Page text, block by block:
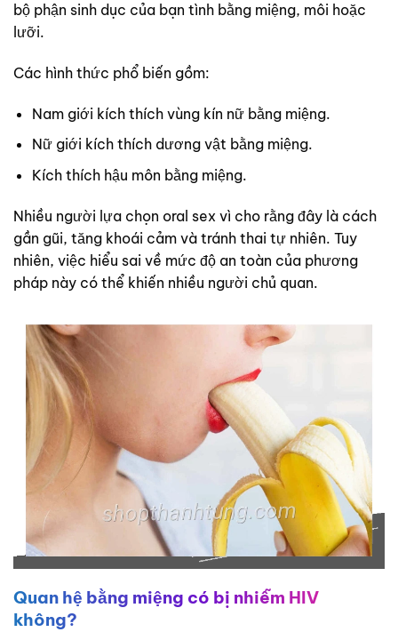
bộ phận sinh dục của bạn tình bằng miệng, môi hoặc
lưỡi.
Các hình thức phổ biến gồm:
Nam giới kích thích vùng kín nữ bằng miệng.
Nữ giới kích thích dương vật bằng miệng.
Kích thích hậu môn bằng miệng.
Nhiều người lựa chọn oral sex vì cho rằng đây là cách
gần gũi, tăng khoái cảm và tránh thai tự nhiên. Tuy
nhiên, việc hiểu sai về mức độ an toàn của phương
pháp này có thể khiến nhiều người chủ quan.
Quan hệ bằng miệng có bị nhiễm HIV
không?